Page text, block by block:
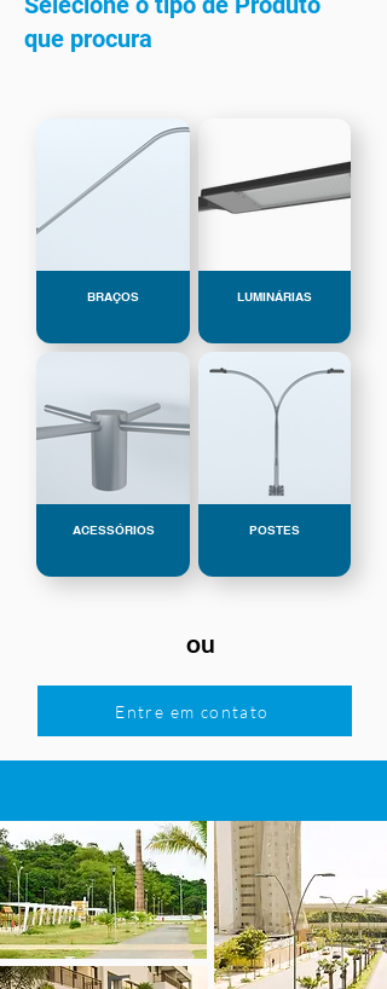
que procura
BRAÇOS LUMINÁRIAS
ACESSÓRIOS POSTES
ou
Entre em contato